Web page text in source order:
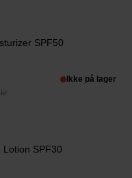
SPF50
Ikke på lager
Lotion SPF30